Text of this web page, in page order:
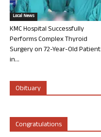
Local News
KMC Hospital Successfully
Performs Complex Thyroid
Surgery on 72-Year-Old Patient
in...
Obituary
Congratulations